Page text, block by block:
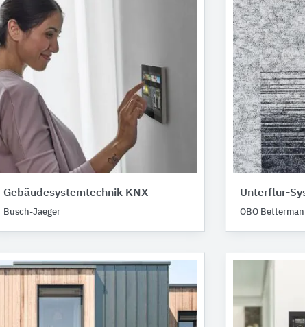
Gebäudesystemtechnik KNX
Busch-Jaeger
Unterflur-
OBO